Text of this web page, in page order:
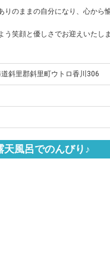
りのままの自分になり、心から
う笑顔と優しさでお迎えいたしま
斜里郡斜里町ウトロ香川306
天風呂でのんびり♪